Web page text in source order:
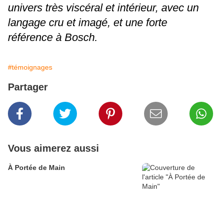
univers très viscéral et intérieur, avec un
langage cru et imagé, et une forte
référence à Bosch.
#témoignages
Partager
Vous aimerez aussi
À Portée de Main